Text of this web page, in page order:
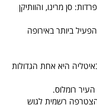
סן מרינו, והוותיקן
ביותר באירופה
היא אחת הגדולות
רומלוס.
1999 איטליה הייתה למדינה ה-11 שהצטרפה רשמית לגוש